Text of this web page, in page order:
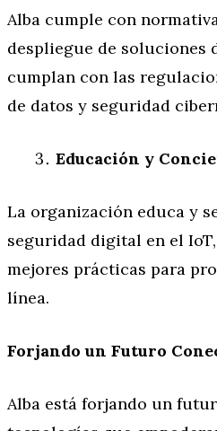
Alba cumple con
despliegue de soluciones
cumplan con las
de datos y seguridad
Educación y
La organización educa y
seguridad digital en el
mejores prácticas para
línea.
Forjando un Futuro
Alba está forjando un